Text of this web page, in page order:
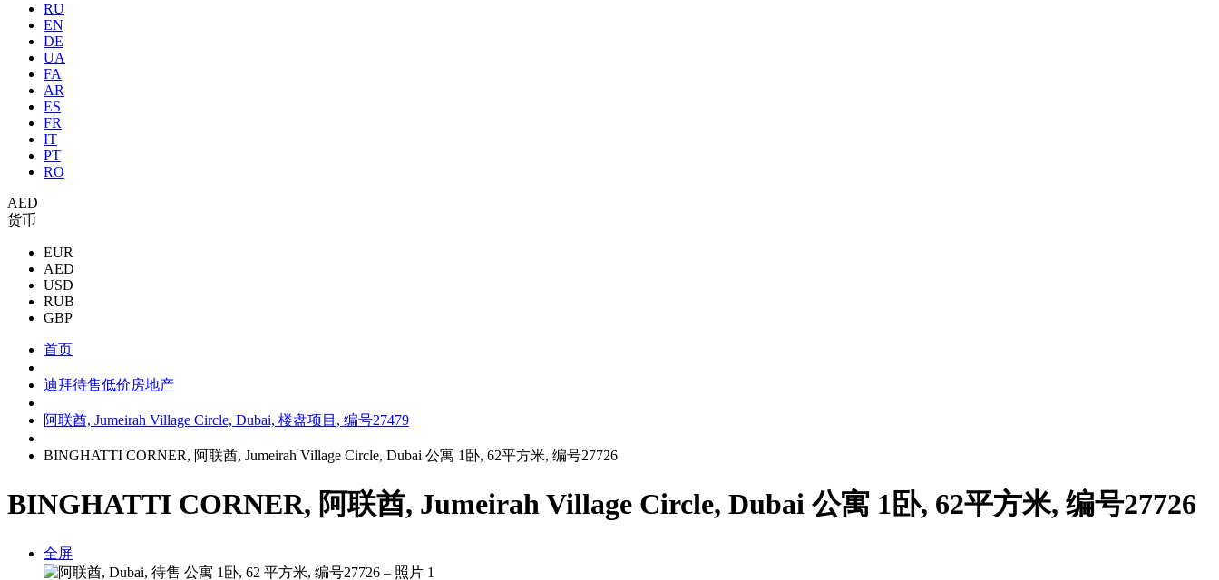
RU
EN
DE
UA
FA
AR
ES
FR
IT
PT
RO
AED
货币
EUR
AED
USD
RUB
GBP
首页
迪拜待售低价房地产
阿联酋, Jumeirah Village Circle, Dubai, 楼盘项目, 编号27479
BINGHATTI CORNER, 阿联酋, Jumeirah Village Circle, Dubai 公寓 1卧, 62平方米, 编号27726
BINGHATTI CORNER, 阿联酋, Jumeirah Village Circle, Dubai 公寓 1卧, 62平方米, 编号27726
全屏